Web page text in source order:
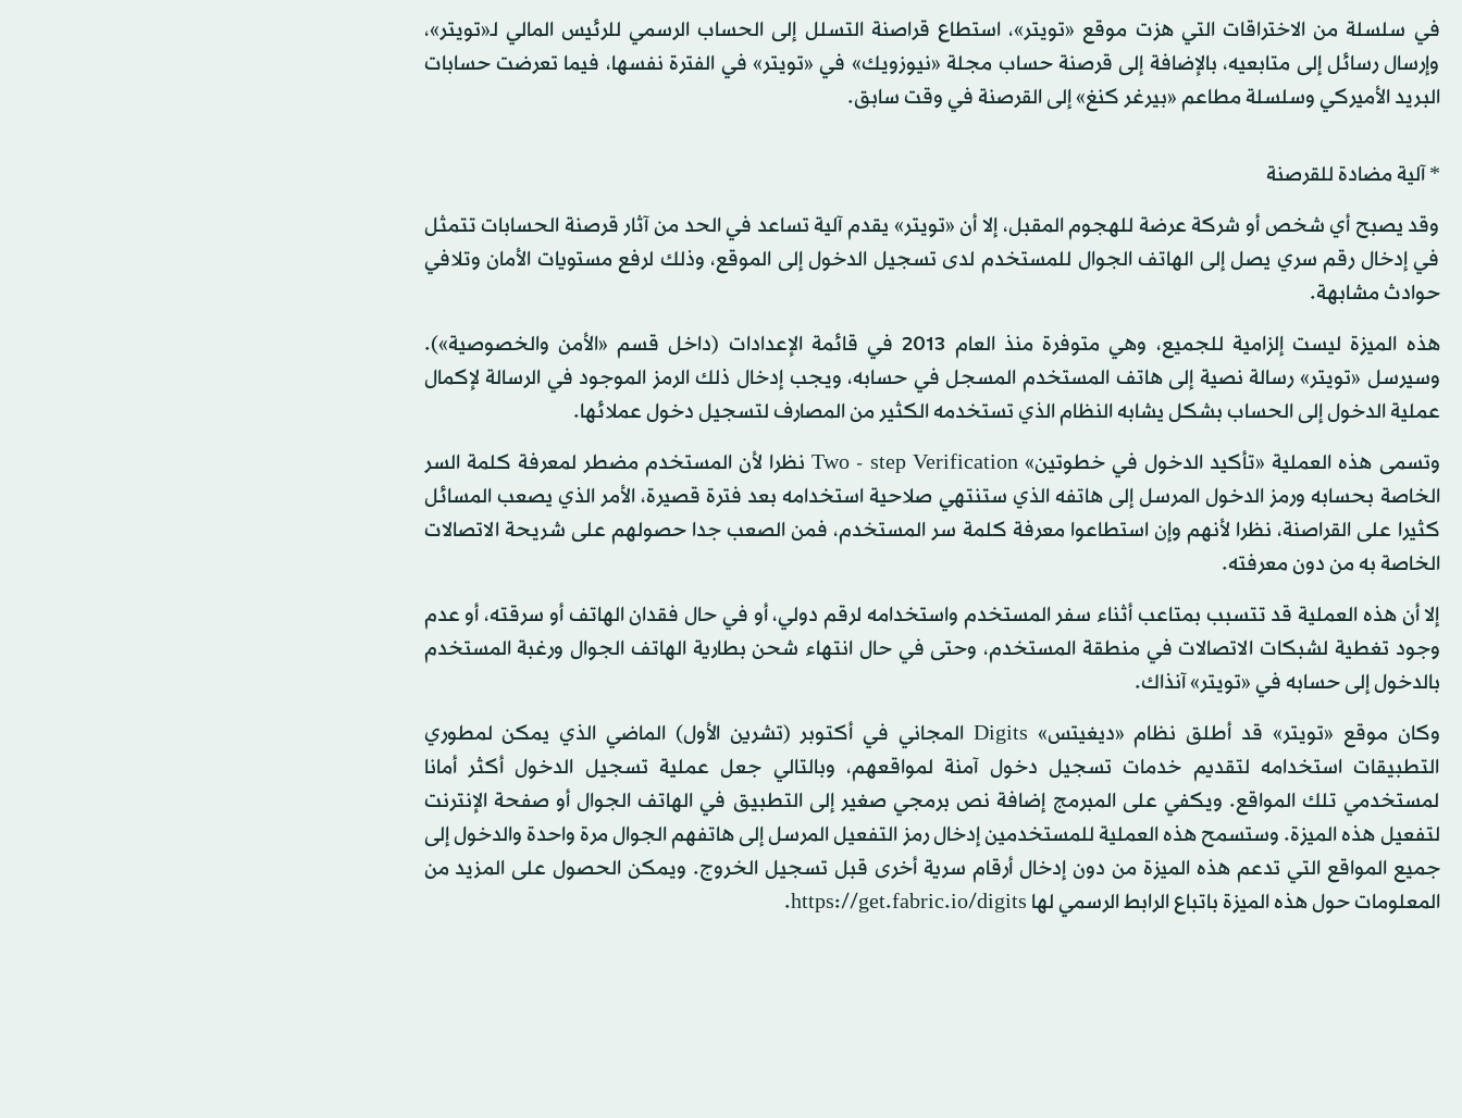
في سلسلة من الاختراقات التي هزت موقع «تويتر»، استطاع قراصنة التسلل إلى الحساب الرسمي للرئيس المالي لـ«تويتر»،
وإرسال رسائل إلى متابعيه، بالإضافة إلى قرصنة حساب مجلة «نيوزويك» في «تويتر» في الفترة نفسها، فيما تعرضت حسابات
البريد الأميركي وسلسلة مطاعم «بيرغر كنغ» إلى القرصنة في وقت سابق.
* آلية مضادة للقرصنة
وقد يصبح أي شخص أو شركة عرضة للهجوم المقبل، إلا أن «تويتر» يقدم آلية تساعد في الحد من آثار قرصنة الحسابات تتمثل
في إدخال رقم سري يصل إلى الهاتف الجوال للمستخدم لدى تسجيل الدخول إلى الموقع، وذلك لرفع مستويات الأمان وتلافي
حوادث مشابهة.
هذه الميزة ليست إلزامية للجميع، وهي متوفرة منذ العام 2013 في قائمة الإعدادات (داخل قسم «الأمن والخصوصية»).
وسيرسل «تويتر» رسالة نصية إلى هاتف المستخدم المسجل في حسابه، ويجب إدخال ذلك الرمز الموجود في الرسالة لإكمال
عملية الدخول إلى الحساب بشكل يشابه النظام الذي تستخدمه الكثير من المصارف لتسجيل دخول عملائها.
وتسمى هذه العملية «تأكيد الدخول في خطوتين» Two - step Verification نظرا لأن المستخدم مضطر لمعرفة كلمة السر
الخاصة بحسابه ورمز الدخول المرسل إلى هاتفه الذي ستنتهي صلاحية استخدامه بعد فترة قصيرة، الأمر الذي يصعب المسائل
كثيرا على القراصنة، نظرا لأنهم وإن استطاعوا معرفة كلمة سر المستخدم، فمن الصعب جدا حصولهم على شريحة الاتصالات
الخاصة به من دون معرفته.
إلا أن هذه العملية قد تتسبب بمتاعب أثناء سفر المستخدم واستخدامه لرقم دولي، أو في حال فقدان الهاتف أو سرقته، أو عدم
وجود تغطية لشبكات الاتصالات في منطقة المستخدم، وحتى في حال انتهاء شحن بطارية الهاتف الجوال ورغبة المستخدم
بالدخول إلى حسابه في «تويتر» آنذاك.
وكان موقع «تويتر» قد أطلق نظام «ديغيتس» Digits المجاني في أكتوبر (تشرين الأول) الماضي الذي يمكن لمطوري
التطبيقات استخدامه لتقديم خدمات تسجيل دخول آمنة لمواقعهم، وبالتالي جعل عملية تسجيل الدخول أكثر أمانا
لمستخدمي تلك المواقع. ويكفي على المبرمج إضافة نص برمجي صغير إلى التطبيق في الهاتف الجوال أو صفحة الإنترنت
لتفعيل هذه الميزة. وستسمح هذه العملية للمستخدمين إدخال رمز التفعيل المرسل إلى هاتفهم الجوال مرة واحدة والدخول إلى
جميع المواقع التي تدعم هذه الميزة من دون إدخال أرقام سرية أخرى قبل تسجيل الخروج. ويمكن الحصول على المزيد من
المعلومات حول هذه الميزة باتباع الرابط الرسمي لها https://get.fabric.io/digits.